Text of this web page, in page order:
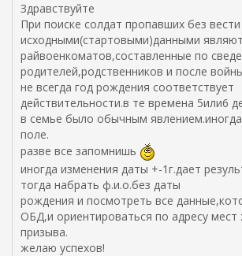
Здравствуйте
При поиске солдат пропавших без вести
исходными(стартовыми)данными
райвоенкоматов,составленные по
родителей,родственников и после
не всегда год рождения соответствует
действительности.в те времена 5или6
в семье было обычным
поле.
разве все запомнишь
иногда изменения даты +-1г.дает
тогда набрать ф.и.о.без даты
рождения и посмотреть все
ОБД,и ориентироваться по адресу мест
призыва.
желаю успехов!